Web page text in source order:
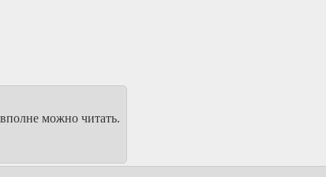
можно читать.